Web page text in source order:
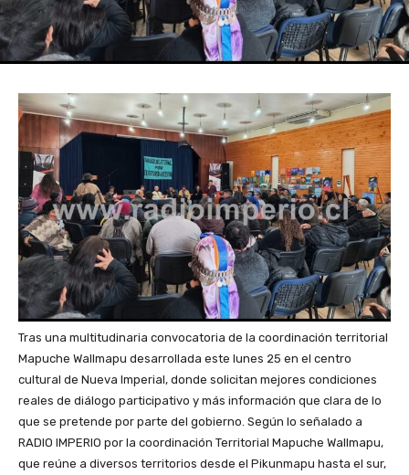
Tras una multitudinaria convocatoria de la coordinación territorial
Mapuche Wallmapu desarrollada este lunes 25 en el centro
cultural de Nueva Imperial, donde solicitan mejores condiciones
reales de diálogo participativo y más información que clara de lo
que se pretende por parte del gobierno. Según lo señalado a
RADIO IMPERIO por la coordinación Territorial Mapuche Wallmapu,
que reúne a diversos territorios desde el Pikunmapu hasta el sur,